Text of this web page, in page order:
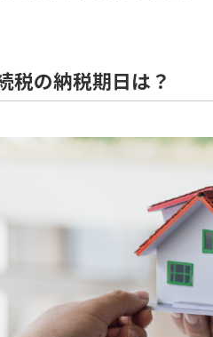
税の納税期日は？